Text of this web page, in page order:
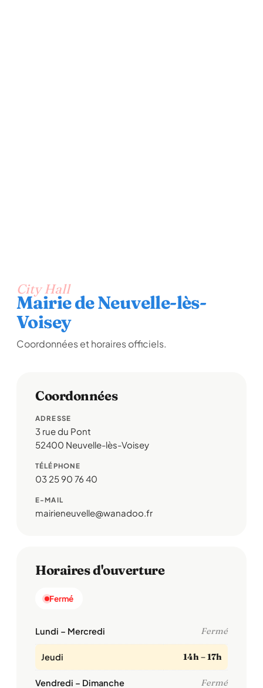
City Hall
Mairie de Neuvelle-lès-
Voisey
Coordonnées et horaires officiels.
Coordonnées
ADRESSE
3 rue du Pont
52400 Neuvelle-lès-Voisey
TÉLÉPHONE
03 25 90 76 40
E-MAIL
mairieneuvelle@wanadoo.fr
Horaires d'ouverture
Fermé
Lundi – Mercredi Fermé
Jeudi 14h – 17h
Vendredi – Dimanche Fermé